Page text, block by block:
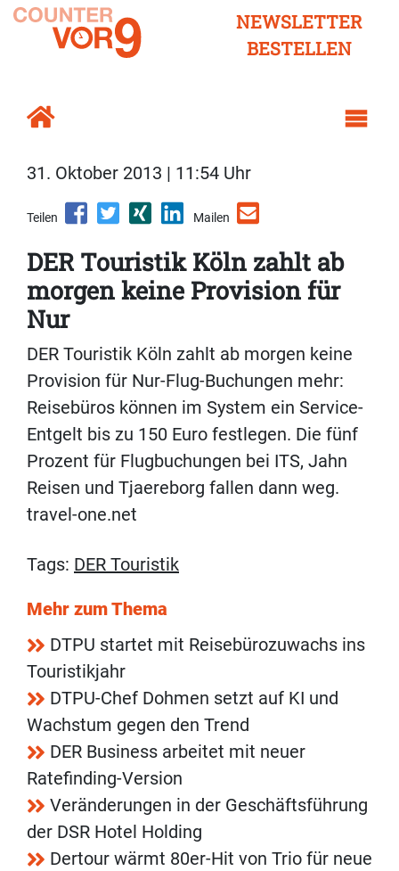
NEWSLETTER
BESTELLEN
31. Oktober 2013 | 11:54 Uhr
Teilen Mailen
DER Touristik Köln zahlt ab
morgen keine Provision für
Nur
DER Touristik Köln zahlt ab morgen keine
Provision für Nur-Flug-Buchungen mehr:
Reisebüros können im System ein Service-
Entgelt bis zu 150 Euro festlegen. Die fünf
Prozent für Flugbuchungen bei ITS, Jahn
Reisen und Tjaereborg fallen dann weg.
travel-one.net
Tags: DER Touristik
Mehr zum Thema
DTPU startet mit Reisebürozuwachs ins
Touristikjahr
DTPU-Chef Dohmen setzt auf KI und
Wachstum gegen den Trend
DER Business arbeitet mit neuer
Ratefinding-Version
Veränderungen in der Geschäftsführung
der DSR Hotel Holding
Dertour wärmt 80er-Hit von Trio für neue